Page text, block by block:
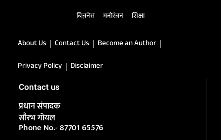
बिज़नेस मनोरंजन शिक्षा
About Us Contact Us
Become an Author
Privacy Policy
Disclaimer
Contact us
प्रधान संपादक
सौरभ गोयल
Phone No.- 87701 65576